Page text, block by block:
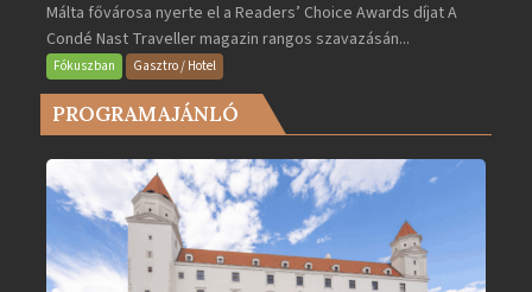
lett
Európa
legjobb
városa
2025-
bejegyzéshez
Málta fővárosa nyerte el a Readers’ Choice Awards díjat A
Condé Nast Traveller magazin rangos szavazásán...
Fókuszban Gasztro / Hotel
PROGRAMAJÁNLÓ